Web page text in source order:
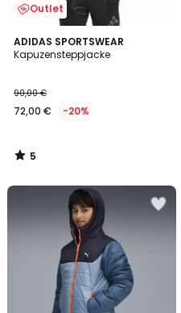
Outlet
ADIDAS SPORTSWEAR
Kapuzensteppjacke
90,00 €
72,00 € -20%
5
/
5
/